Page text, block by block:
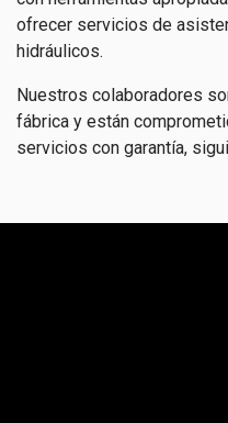
ofrecer servicios de
hidráulicos.
Nuestros colaboradores
fábrica y están
servicios con garantía,